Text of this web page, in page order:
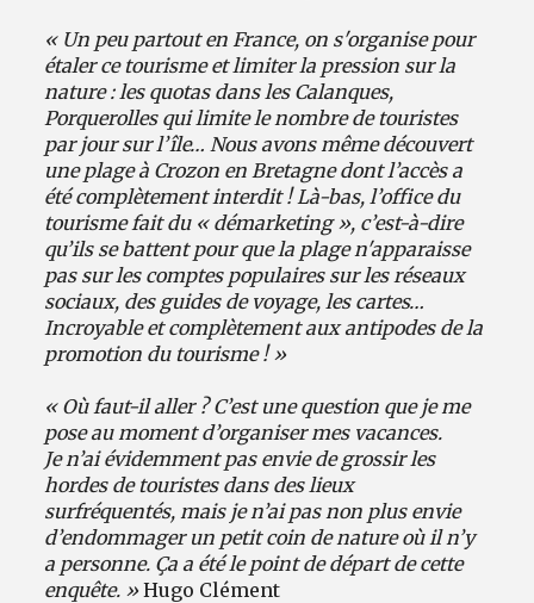
« Un peu partout en France, on s'organise pour
étaler ce tourisme et limiter la pression sur la
nature : les quotas dans les Calanques,
Porquerolles qui limite le nombre de touristes
par jour sur l’île… Nous avons même découvert
une plage à Crozon en Bretagne dont l’accès a
été complètement interdit ! Là-bas, l’office du
tourisme fait du « démarketing », c’est-à-dire
qu’ils se battent pour que la plage n'apparaisse
pas sur les comptes populaires sur les réseaux
sociaux, des guides de voyage, les cartes…
Incroyable et complètement aux antipodes de la
promotion du tourisme ! »
« Où faut-il aller ? C’est une question que je me
pose au moment d’organiser mes vacances.
Je n’ai évidemment pas envie de grossir les
hordes de touristes dans des lieux
surfréquentés, mais je n’ai pas non plus envie
d’endommager un petit coin de nature où il n’y
a personne. Ça a été le point de départ de cette
enquête. »Hugo Clément